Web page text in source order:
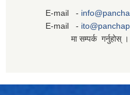
E-mail -
E-mail -
मा सम्पर्क गर्नुहोस् ।